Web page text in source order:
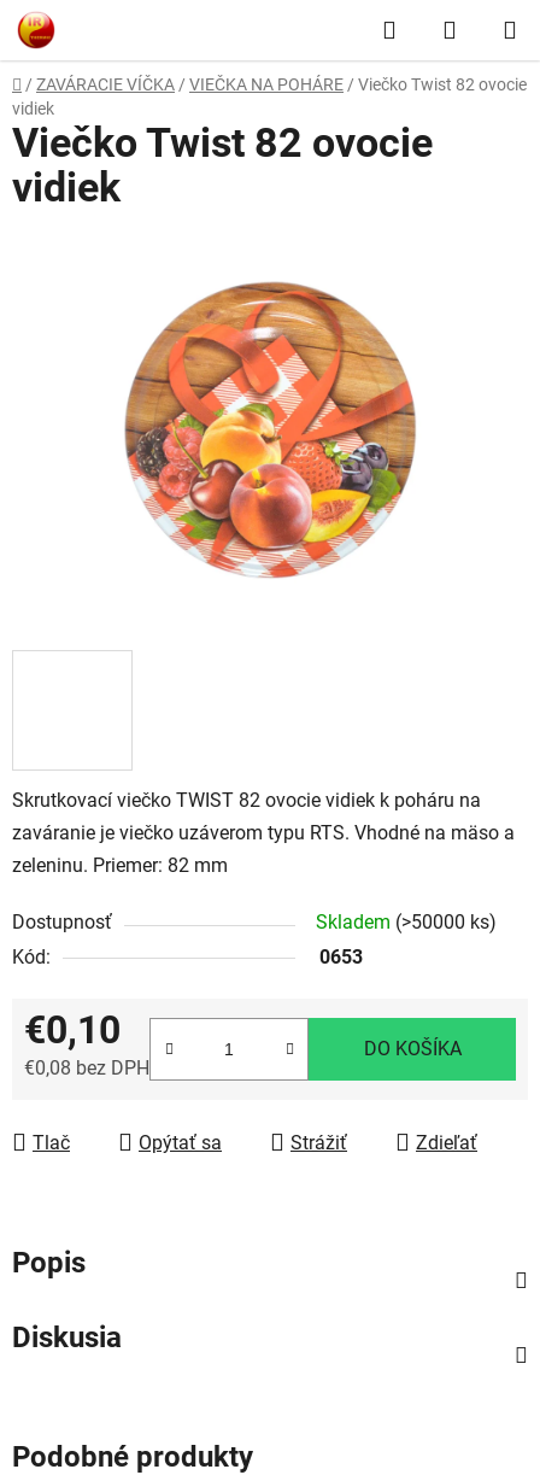
Prejsť
na
obsah
Hľadať
KOŠÍK
Domov
/ ZAVÁRACIE VÍČKA / VIEČKA NA POHÁRE / Viečko Twist 82 ovocie
vidiek
Skrutkovací viečko TWIST 82 ovocie vidiek k poháru na
zaváranie je viečko uzáverom typu RTS. Vhodné na mäso a
zeleninu. Priemer: 82 mm
Dostupnosť Skladem (>50000 ks)
Kód:
0653
€0,10
€0,08 bez DPH
DO KOŠÍKA
Tlač Opýtať sa Strážiť Zdieľať
Viečko Twist 82 ovocie
vidiek
Popis
Diskusia
Podobné produkty